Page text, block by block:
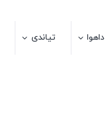
داهوا تیاندی